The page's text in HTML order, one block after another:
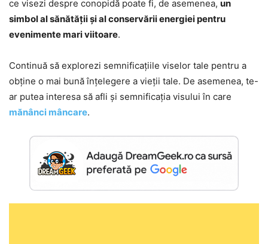
ce visezi despre conopidă poate fi, de asemenea, un
simbol al sănătății și al conservării energiei pentru
evenimente mari viitoare.
Continuă să explorezi semnificațiile viselor tale pentru a
obține o mai bună înțelegere a vieții tale. De asemenea, te-
ar putea interesa să afli și semnificația visului în care
mănânci mâncare.